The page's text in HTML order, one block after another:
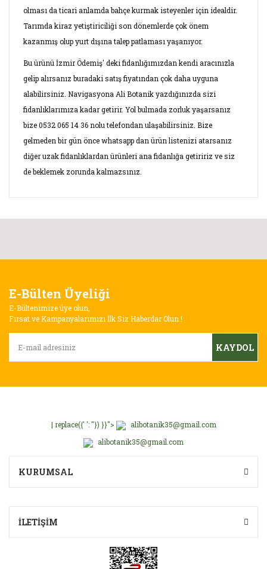
olması da ticari anlamda bahçe kurmak isteyenler için idealdir.
Tarımda kiraz yetiştiriciliği son dönemlerde çok önem
kazanmış olup yurt dışına talep patlaması yaşanıyor.
Bu ürünü İzmir Ödemiş' deki fidanlığımızdan kendi aracınızla
gelip alırsanız buradaki satış fiyatından çok daha uyguna
alabilirsiniz. Navigasyona Ali Botanik yazdığınızda sizi
fidanlıklarımıza kadar getirir. Yol bulmada zorluk yaşarsanız
bize 0532 065 14 36 nolu telefondan ulaşabilirsiniz. Bize
gelmeden bir gün önce whatsapp dan ürün listenizi atarsanız
diğer uzak fidanlıklardan ürünleri ana fidanlığa getiririz ve siz
de beklemek zorunda kalmazsınız.
Görüş ve önerileriniz için teşekkür ederiz.
Ürün resmi kalitesiz, bozuk veya görüntülenemiyor.
Ürün açıklamasında eksik bilgiler bulunuyor.
Ürün fiyatı diğer sitelerden daha pahalı.
E-Bülten Üyeliği
E-Bültenimize üye olun,
Fırsat ve Kampanyalarımızı İlk Siz Haberdar Olun !
KAYDOL
| replace({' ': ''}) }}">
alibotanik35@gmail.com
alibotanik35@gmail.com
KURUMSAL
İLETİŞİM